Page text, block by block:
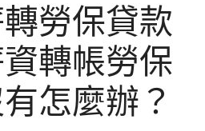
勞保貸款
轉帳勞保
怎麼辦？